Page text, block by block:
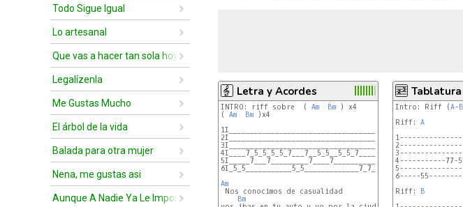
Todo Sigue Igual
Lo artesanal
Que vas a hacer tan sola hoy
Legalízenla
Me Gustas Mucho
El árbol de la vida
Balada para otra mujer
Nena, me gustas asi
Aunque A Nadie Ya Le Importe
Letra y Acordes
INTRO: riff sobre  ( Am Bm ) x4
( Am Bm )x4
1I________________________________________________________
2I________________________________________________________
3I________________________________________________________
4I____7_5_5_5_5_7___7__5_5__5_5_7____9_7_7__7_7_9____9__7_
5I_____7___7_________7____7___________9___9___________9___
6I_5_5___________5_5_____________7_7______________7_7_____
Am
Bm
Tablatura
Intro: Riff (A-B
Riff: A
4-----------77-
6-----
Riff: B